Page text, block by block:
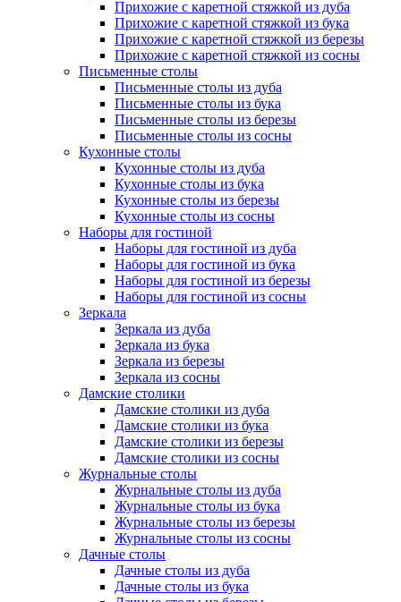
Прихожие с каретной стяжкой из дуба
Прихожие с каретной стяжкой из бука
Прихожие с каретной стяжкой из березы
Прихожие с каретной стяжкой из сосны
Письменные столы
Письменные столы из дуба
Письменные столы из бука
Письменные столы из березы
Письменные столы из сосны
Кухонные столы
Кухонные столы из дуба
Кухонные столы из бука
Кухонные столы из березы
Кухонные столы из сосны
Наборы для гостиной
Наборы для гостиной из дуба
Наборы для гостиной из бука
Наборы для гостиной из березы
Наборы для гостиной из сосны
Зеркала
Зеркала из дуба
Зеркала из бука
Зеркала из березы
Зеркала из сосны
Дамские столики
Дамские столики из дуба
Дамские столики из бука
Дамские столики из березы
Дамские столики из сосны
Журнальные столы
Журнальные столы из дуба
Журнальные столы из бука
Журнальные столы из березы
Журнальные столы из сосны
Дачные столы
Дачные столы из дуба
Дачные столы из бука